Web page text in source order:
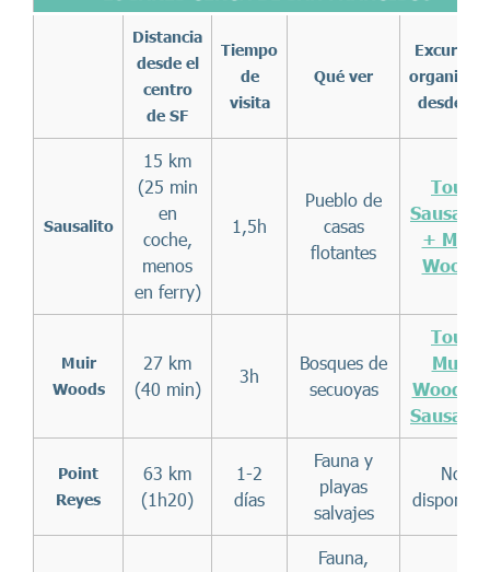
Distancia
desde el
centro
de SF
Tiempo
de
visita
Qué ver
Excursión
desde SF
Sausalito
15 km
(25 min
en
coche,
menos
en ferry)
1,5h
Pueblo de
casas
flotantes
Tour
+ Muir
Woods
Muir
Woods
27 km
(40 min)
3h
Bosques de
secuoyas
Tour
Muir
Woods +
Point
Reyes
63 km
(1h20)
1-2
días
Fauna y
playas
salvajes
No
disponible
Fauna,